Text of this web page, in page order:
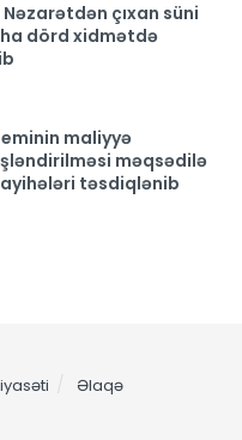
çıxan süni
dörd xidmətdə
maliyyə
məqsədilə
təsdiqlənib
Əlaqə